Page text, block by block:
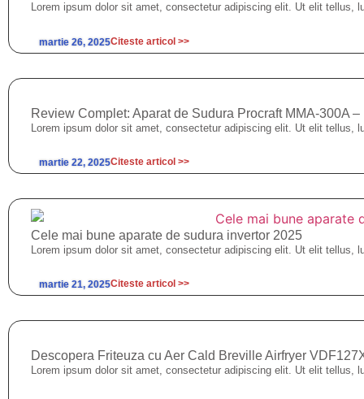
Lorem ipsum dolor sit amet, consectetur adipiscing elit. Ut elit tellus,
martie 26, 2025Citeste articol >>
Review Complet: Aparat de Sudura Procraft MMA-300A
Lorem ipsum dolor sit amet, consectetur adipiscing elit. Ut elit tellus,
martie 22, 2025Citeste articol >>
Cele mai bune aparate de sudura invertor 2025
Lorem ipsum dolor sit amet, consectetur adipiscing elit. Ut elit tellus,
martie 21, 2025Citeste articol >>
Descopera Friteuza cu Aer Cald Breville Airfryer
Lorem ipsum dolor sit amet, consectetur adipiscing elit. Ut elit tellus,